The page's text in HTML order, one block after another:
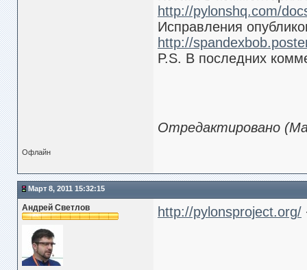
http://pylonshq.com/
Исправления
http://
P.S. В последних
Отредактировано
Офлайн
Март 8, 2011 15:32:15
Андрей Светлов http://pylonsproject.org/